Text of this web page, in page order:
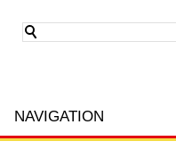
NAVIGATION